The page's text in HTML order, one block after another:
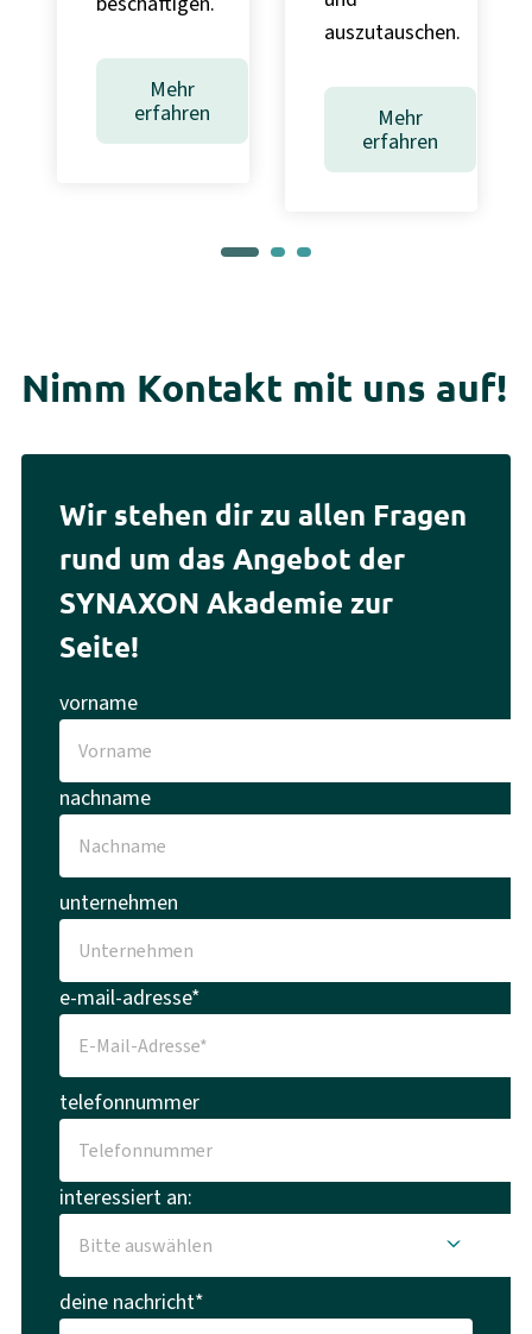
Mehr
erfahren
auszutauschen.
Mehr
erfahren
Nimm Kontakt mit uns auf!
Wir stehen dir zu allen Fragen
rund um das Angebot der
SYNAXON Akademie zur
Seite!
vorname
nachname
unternehmen
e-mail-adresse*
telefonnummer
interessiert an:
deine nachricht*